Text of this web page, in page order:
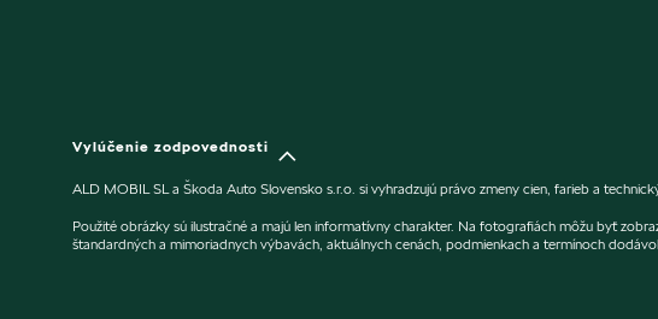
Vylúčenie zodpovednosti
ALD MOBIL SL a Škoda Auto Slovensko s.r.o. si vyhradzujú právo zmeny cien, farieb a
Použité obrázky sú ilustračné a majú len informatívny charakter. Na fotografiách môžu byť
štandardných a mimoriadnych výbavách, aktuálnych cenách, podmienkach a termínoch